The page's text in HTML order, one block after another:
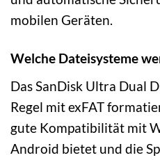
mobilen Geräten.
Welche Dateisysteme
Das SanDisk Ultra Dual
Regel mit exFAT
gute Kompatibilität mit
Android bietet und die